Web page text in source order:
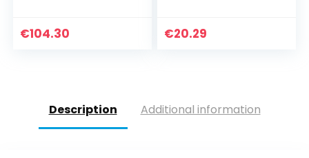
OS 1280 x 800 IPS-
€104.30
Frame (Color :
€20.29
Description Additional information